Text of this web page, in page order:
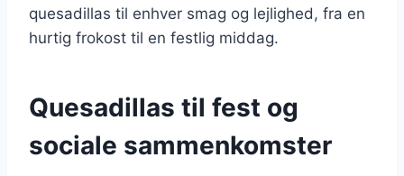
quesadillas til enhver smag og lejlighed, fra en
hurtig frokost til en festlig middag.
Quesadillas til fest og
sociale sammenkomster